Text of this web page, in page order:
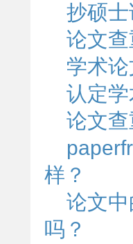
抄硕
论文
学术
认定
论文
样？
论文
吗？